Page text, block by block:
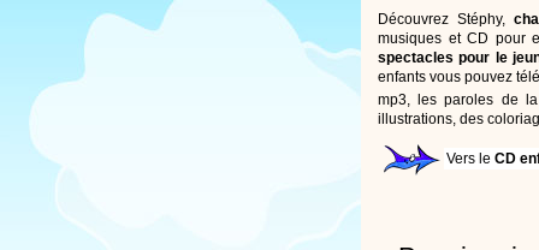
Découvrez Stéphy,
musiques et CD pour
spectacles pour le
enfants vous pouvez
mp3, les paroles de
illustrations, des
Vers le CD